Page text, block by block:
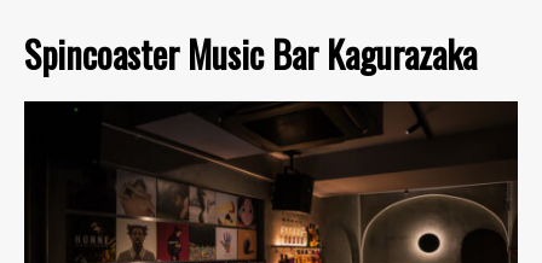
Spincoaster Music Bar Kagurazaka